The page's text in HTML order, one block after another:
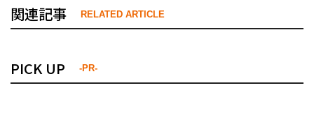
関連記事 RELATED ARTICLE
PICK UP -PR-